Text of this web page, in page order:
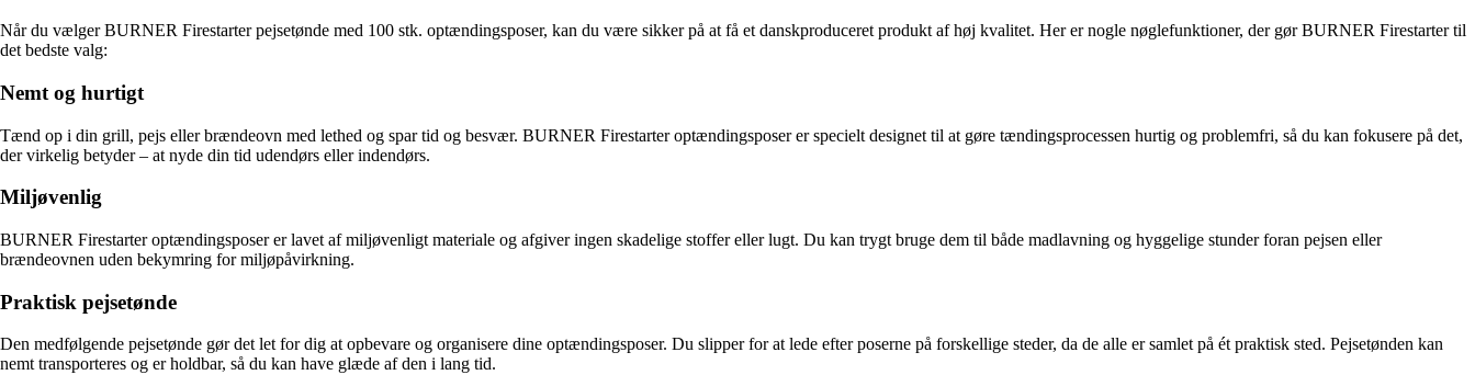
Når du vælger BURNER Firestarter pejsetønde med 100 stk. optændingsposer, kan du være sikker på at få et danskproduceret produkt af høj kvalitet. Her er nogle nøglefunktioner, der gør BURNER Firestarter til
det bedste valg:
Nemt og hurtigt
Tænd op i din grill, pejs eller brændeovn med lethed og spar tid og besvær. BURNER Firestarter optændingsposer er specielt designet til at gøre tændingsprocessen hurtig og problemfri, så du kan fokusere på det,
der virkelig betyder – at nyde din tid udendørs eller indendørs.
Miljøvenlig
BURNER Firestarter optændingsposer er lavet af miljøvenligt materiale og afgiver ingen skadelige stoffer eller lugt. Du kan trygt bruge dem til både madlavning og hyggelige stunder foran pejsen eller
brændeovnen uden bekymring for miljøpåvirkning.
Praktisk pejsetønde
Den medfølgende pejsetønde gør det let for dig at opbevare og organisere dine optændingsposer. Du slipper for at lede efter poserne på forskellige steder, da de alle er samlet på ét praktisk sted. Pejsetønden kan
nemt transporteres og er holdbar, så du kan have glæde af den i lang tid.